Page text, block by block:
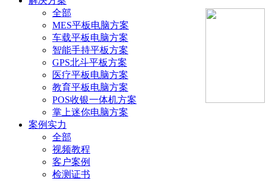
全部
MES平板电脑方案
车载平板电脑方案
智能手持平板方案
GPS北斗平板方案
医疗平板电脑方案
教育平板电脑方案
POS收银一体机方案
掌上迷你电脑方案
案例实力
全部
视频教程
客户案例
检测证书